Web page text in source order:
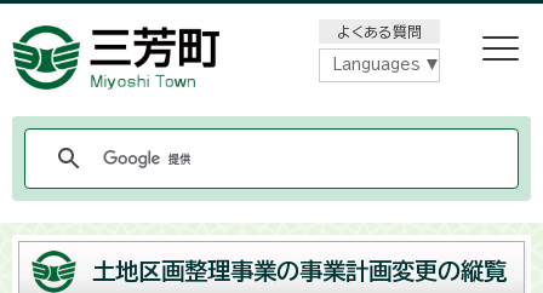
よくある質問
Languages
土地区画整理事業の事業計画変更の縦覧